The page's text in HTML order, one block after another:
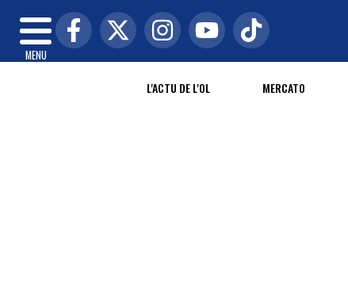
MENU
L'ACTU DE L'OL MERCATO